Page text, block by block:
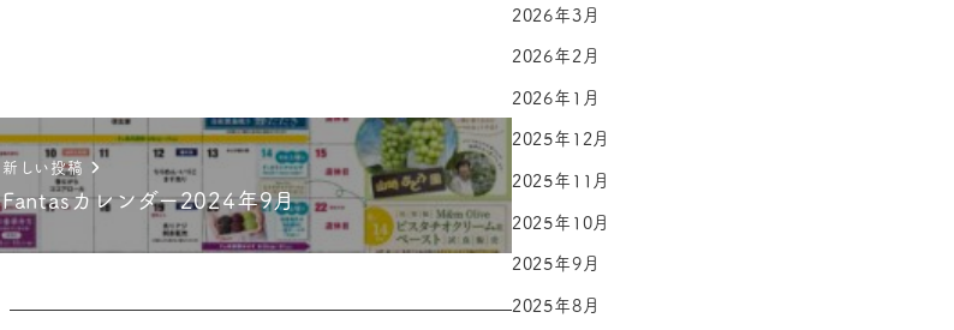
新しい投稿
Fantasカレンダー2024年9月
2026年3月
2026年2月
2026年1月
2025年12月
2025年11月
2025年10月
2025年9月
2025年8月